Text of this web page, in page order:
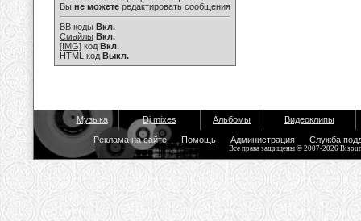
Вы не можете редактировать сообщения
BB коды Вкл.
Смайлы Вкл.
[IMG] код Вкл.
HTML код Выкл.
Музыка Dj mixes Альбомы Видеоклипы
Реклама на сайте Помощь Администрация Служба
Все права защищены © 2007-2026